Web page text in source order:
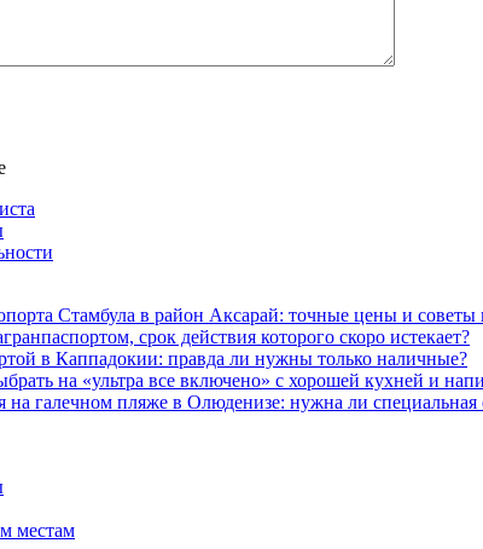
Стамбула в район Аксарай: точные цены и
срок действия которого скоро истекает?
в Каппадокии: правда ли нужны только наличные?
на «ультра все включено» с хорошей кухней и
на галечном пляже в Олюденизе: нужна ли специальная
местам